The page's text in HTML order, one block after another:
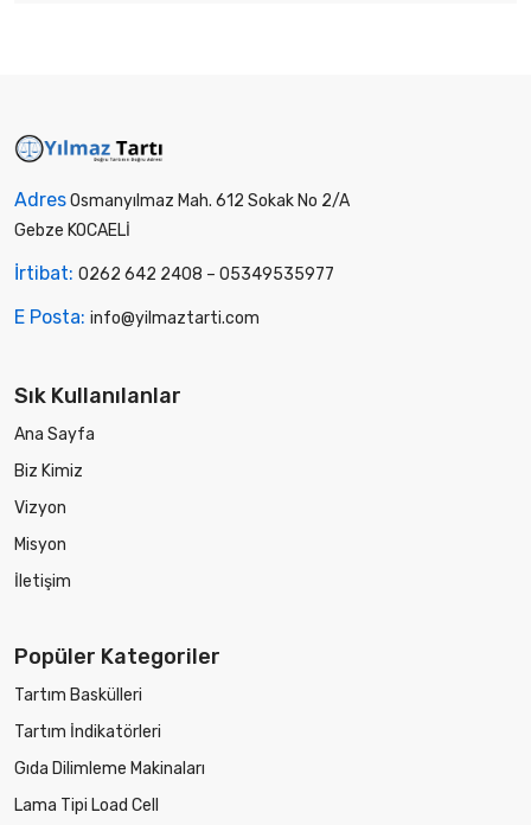
AdresOsmanyılmaz Mah. 612 Sokak No 2/A
Gebze KOCAELİ
İrtibat: 0262 642 2408 – 05349535977
E Posta: info@yilmaztarti.com
Sık Kullanılanlar
Ana Sayfa
Biz Kimiz
Vizyon
Misyon
İletişim
Popüler Kategoriler
Tartım Baskülleri
Tartım İndikatörleri
Gıda Dilimleme Makinaları
Lama Tipi Load Cell